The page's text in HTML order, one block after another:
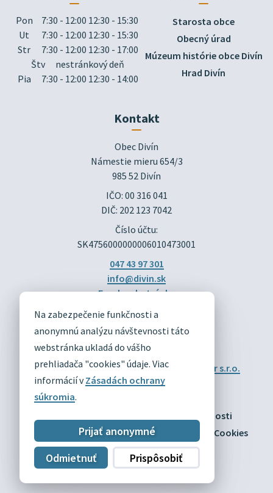
Na zabezpečenie funkčnosti a
anonymnú analýzu návštevnosti táto
webstránka ukladá do vášho
prehliadača "cookies" údaje. Viac
informácií vZásadách ochrany
súkromia.
Prijať anonymné
Odmietnuť
Prispôsobiť
DIVÍN
OFICIÁLNE STRÁNKY
Technický prevádzkovateľ:Alphabet partner s.r.o.
Správca obsahu:Obec Divín
Posledná aktualizácia:
Vyhlásenie o prístupnosti
Zásady ochrany osobných údajov
Nastaviť Cookies
Pon
7:30 - 12:00 12:30 - 15:30
Ut
7:30 - 12:00 12:30 - 15:30
Str
7:30 - 12:00 12:30 - 17:00
Štv
nestránkový deň
Pia
7:30 - 12:00 12:30 - 14:00
Starosta obce
Obecný úrad
Múzeum histórie obce Divín
Hrad Divín
Kontakt
Obec Divín
Námestie mieru 654/3
985 52 Divín
IČO: 00 316 041
DIČ: 202 123 7042
Číslo účtu:
SK4756000000006010473001
047 43 97 301
info@divin.sk
Facebook stránka